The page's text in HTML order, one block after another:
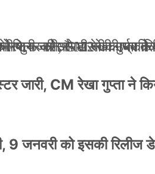
जान से मारने की
सोसायटी की
पोस्टर जारी, CM रेखा
शुरू की और 22 की उम्र
जारी, CM रेखा गुप्ता
जनवरी को इसकी रिलीज